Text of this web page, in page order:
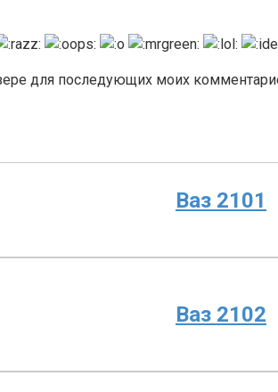
для последующих моих
Ваз 2101
Ваз 2102